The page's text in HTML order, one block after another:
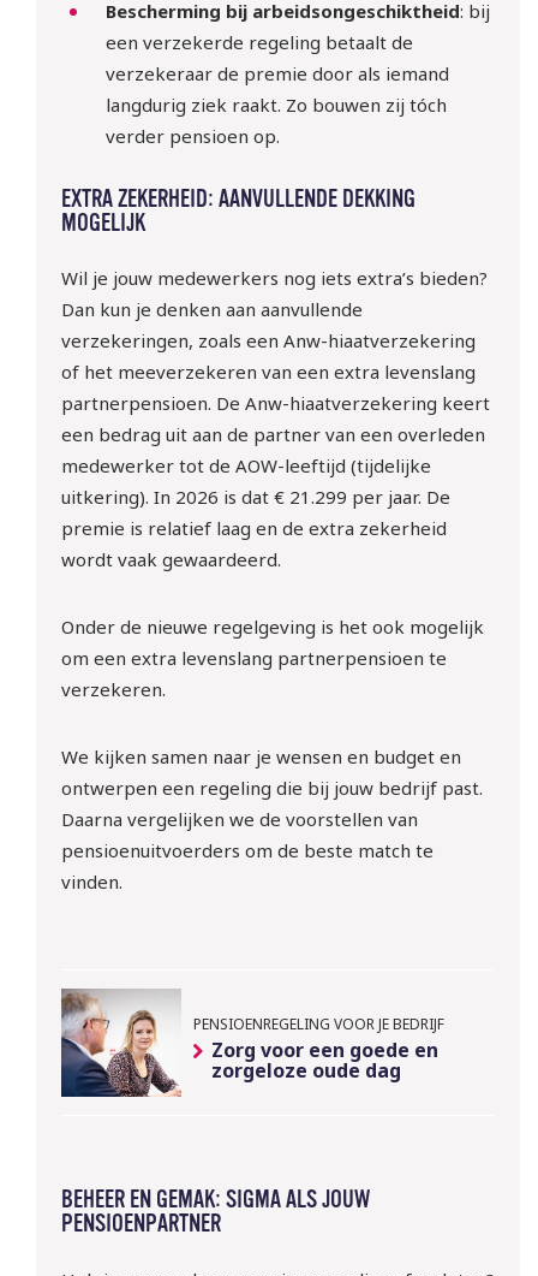
Bescherming bij arbeidsongeschiktheid: bij
een verzekerde regeling betaalt de
verzekeraar de premie door als iemand
langdurig ziek raakt. Zo bouwen zij tóch
verder pensioen op.
EXTRA ZEKERHEID: AANVULLENDE DEKKING
MOGELIJK
Wil je jouw medewerkers nog iets extra’s bieden?
Dan kun je denken aan aanvullende
verzekeringen, zoals een Anw-hiaatverzekering
of het meeverzekeren van een extra levenslang
partnerpensioen. De Anw-hiaatverzekering keert
een bedrag uit aan de partner van een overleden
medewerker tot de AOW-leeftijd (tijdelijke
uitkering). In 2026 is dat € 21.299 per jaar. De
premie is relatief laag en de extra zekerheid
wordt vaak gewaardeerd.
Onder de nieuwe regelgeving is het ook mogelijk
om een extra levenslang partnerpensioen te
verzekeren.
We kijken samen naar je wensen en budget en
ontwerpen een regeling die bij jouw bedrijf past.
Daarna vergelijken we de voorstellen van
pensioenuitvoerders om de beste match te
vinden.
PENSIOENREGELING VOOR JE BEDRIJF
Zorg voor een goede en
zorgeloze oude dag
BEHEER EN GEMAK: SIGMA ALS JOUW
PENSIOENPARTNER
ben jij klaar voor de nieuwe
regels rondom het inlenen
van arbeidskrachten?